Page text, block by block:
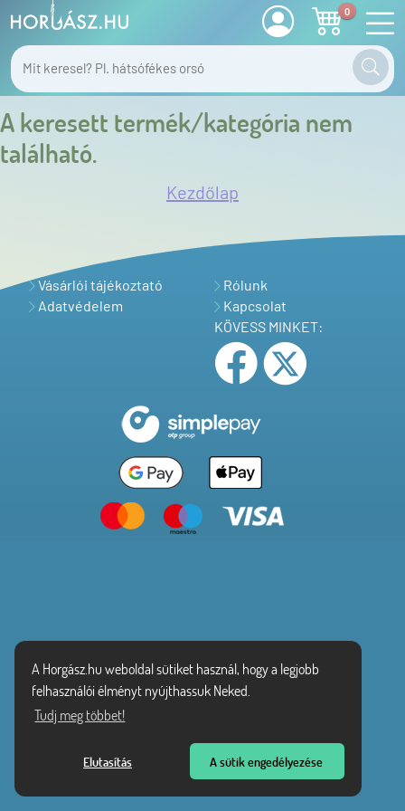
A Horgász.hu weboldal sütiket használ, hogy a legjobb
felhasználói élményt nyújthassuk Neked.
Tudj meg többet!
Elutasítás A sütik engedélyezése
0
A keresett termék/kategória nem
található.
Kezdőlap
Vásárlói tájékoztató
Adatvédelem
Rólunk
Kapcsolat
KÖVESS MINKET: